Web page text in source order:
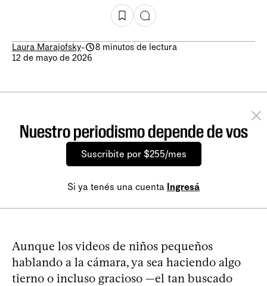
Laura Marajofsky-
8 minutos de lectura
12 de mayo de 2026
Nuestro periodismo depende de vos
Suscribite por $255/mes
Si ya tenés una cuenta Ingresá
Aunque los videos de niños pequeños
hablando a la cámara, ya sea haciendo algo
tierno o incluso gracioso —el tan buscado